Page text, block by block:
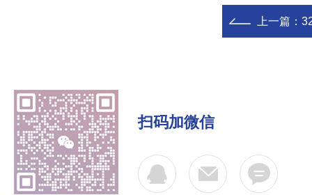
上一篇：
扫码加微信